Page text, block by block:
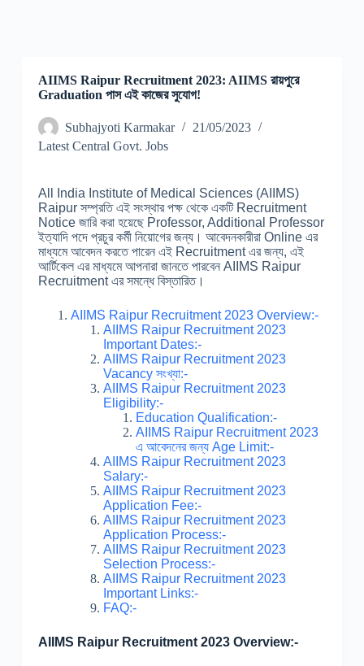
AIIMS Raipur Recruitment 2023: AIIMS রায়পুরে
Graduation পাস এই কাজের সুযোগ!
Subhajyoti Karmakar
21/05/2023
Latest Central Govt. Jobs
All India Institute of Medical Sciences (AIIMS)
Raipur সম্প্রতি এই সংস্থার পক্ষ থেকে একটি Recruitment
Notice জারি করা হয়েছে Professor, Additional Professor
ইত্যাদি পদে প্রচুর কর্মী নিয়োগের জন্য। আবেদনকারীরা Online এর
মাধ্যমে আবেদন করতে পারেন এই Recruitment এর জন্য, এই
আর্টিকেল এর মাধ্যমে আপনারা জানতে পারবেন AIIMS Raipur
Recruitment এর সমন্ধে বিস্তারিত।
AIIMS Raipur Recruitment 2023 Overview:-
AIIMS Raipur Recruitment 2023
Important Dates:-
AIIMS Raipur Recruitment 2023
Vacancy সংখ্যা:-
AIIMS Raipur Recruitment 2023
Eligibility:-
Education Qualification:-
AIIMS Raipur Recruitment 2023
এ আবেদনের জন্য Age Limit:-
AIIMS Raipur Recruitment 2023
Salary:-
AIIMS Raipur Recruitment 2023
Application Fee:-
AIIMS Raipur Recruitment 2023
Application Process:-
AIIMS Raipur Recruitment 2023
Selection Process:-
AIIMS Raipur Recruitment 2023
Important Links:-
FAQ:-
AIIMS Raipur Recruitment 2023 Overview:-